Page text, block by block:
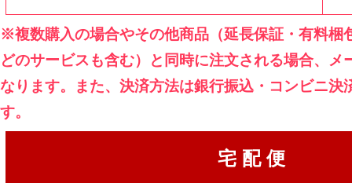
※複数購入の場合やその他商品（延長保証・有料梱
どのサービスも含む）と同時に注文される場合、メ
なります。また、決済方法は銀行振込・コンビニ決
す。
宅 配 便